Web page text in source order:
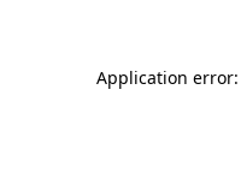
Application